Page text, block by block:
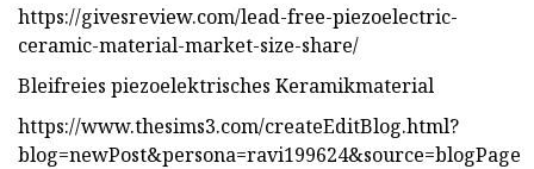
https://givesreview.com/lead-free-piezoelectric-
ceramic-material-market-size-share/
Bleifreies piezoelektrisches Keramikmaterial
https://www.thesims3.com/createEditBlog.html?
blog=newPost&persona=ravi199624&source=blogPage